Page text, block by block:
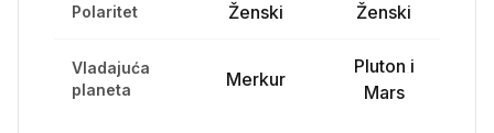
Polaritet Ženski Ženski
Vladajuća
planeta
Merkur
Pluton i
Mars